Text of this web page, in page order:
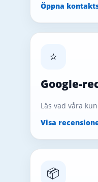
Öppna
⭐
Google-
Läs vad våra
Visa
📦